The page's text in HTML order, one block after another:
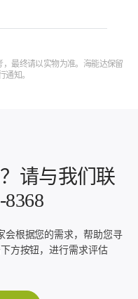
最终请以实物为准。海能达保留
知。
请与我们联
8368
会根据您的需求，帮助您寻
方按钮，进行需求评估